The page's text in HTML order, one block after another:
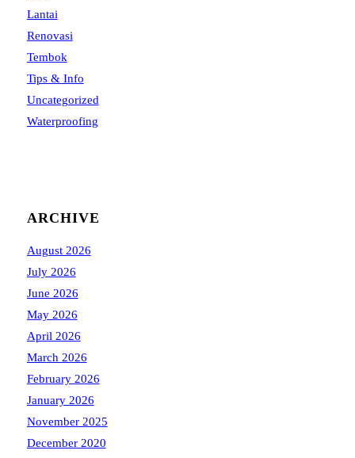
Lantai
Renovasi
Tembok
Tips & Info
Uncategorized
Waterproofing
ARCHIVE
August 2026
July 2026
June 2026
May 2026
April 2026
March 2026
February 2026
January 2026
November 2025
December 2020